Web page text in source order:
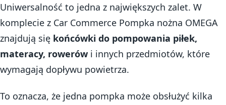
Uniwersalność to jedna z największych zalet. W
komplecie z Car Commerce Pompka nożna OMEGA
znajdują się końcówki do pompowania piłek,
materacy, rowerów i innych przedmiotów, które
wymagają dopływu powietrza.
To oznacza, że jedna pompka może obsłużyć kilka